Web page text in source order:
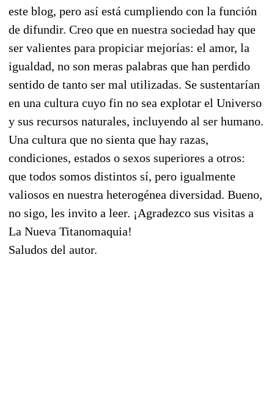
este blog, pero así está cumpliendo con la función
de difundir. Creo que en nuestra sociedad hay que
ser valientes para propiciar mejorías: el amor, la
igualdad, no son meras palabras que han perdido
sentido de tanto ser mal utilizadas. Se sustentarían
en una cultura cuyo fin no sea explotar el Universo
y sus recursos naturales, incluyendo al ser humano.
Una cultura que no sienta que hay razas,
condiciones, estados o sexos superiores a otros:
que todos somos distintos sí, pero igualmente
valiosos en nuestra heterogénea diversidad. Bueno,
no sigo, les invito a leer. ¡Agradezco sus visitas a
La Nueva Titanomaquia!
Saludos del autor.